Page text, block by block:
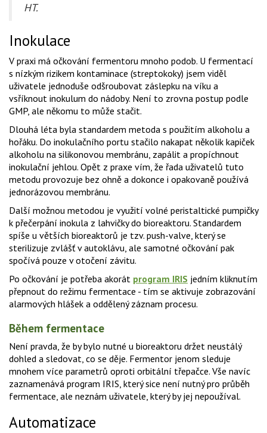
HT.
Inokulace
V praxi má očkování fermentoru mnoho podob. U fermentací
s nízkým rizikem kontaminace (streptokoky) jsem viděl
uživatele jednoduše odšroubovat záslepku na víku a
vsříknout inokulum do nádoby. Není to zrovna postup podle
GMP, ale někomu to může stačit.
Dlouhá léta byla standardem metoda s použitím alkoholu a
hořáku. Do inokulačního portu stačilo nakapat několik kapiček
alkoholu na silikonovou membránu, zapálit a propíchnout
inokulační jehlou. Opět z praxe vím, že řada uživatelů tuto
metodu provozuje bez ohně a dokonce i opakovaně používá
jednorázovou membránu.
Další možnou metodou je využití volné peristaltické pumpičky
k přečerpání inokula z lahvičky do bioreaktoru. Standardem
spíše u větších bioreaktorů je tzv. push-valve, který se
sterilizuje zvlášť v autoklávu, ale samotné očkování pak
spočívá pouze v otočení závitu.
Po očkování je potřeba akorát program IRIS jedním kliknutím
přepnout do režimu fermentace - tím se aktivuje zobrazování
alarmových hlášek a oddělený záznam procesu.
Během fermentace
Není pravda, že by bylo nutné u bioreaktoru držet neustálý
dohled a sledovat, co se děje. Fermentor jenom sleduje
mnohem více parametrů oproti orbitální třepačce. Vše navíc
zaznamenává program IRIS, který sice není nutný pro průběh
fermentace, ale neznám uživatele, který by jej nepoužíval.
Automatizace